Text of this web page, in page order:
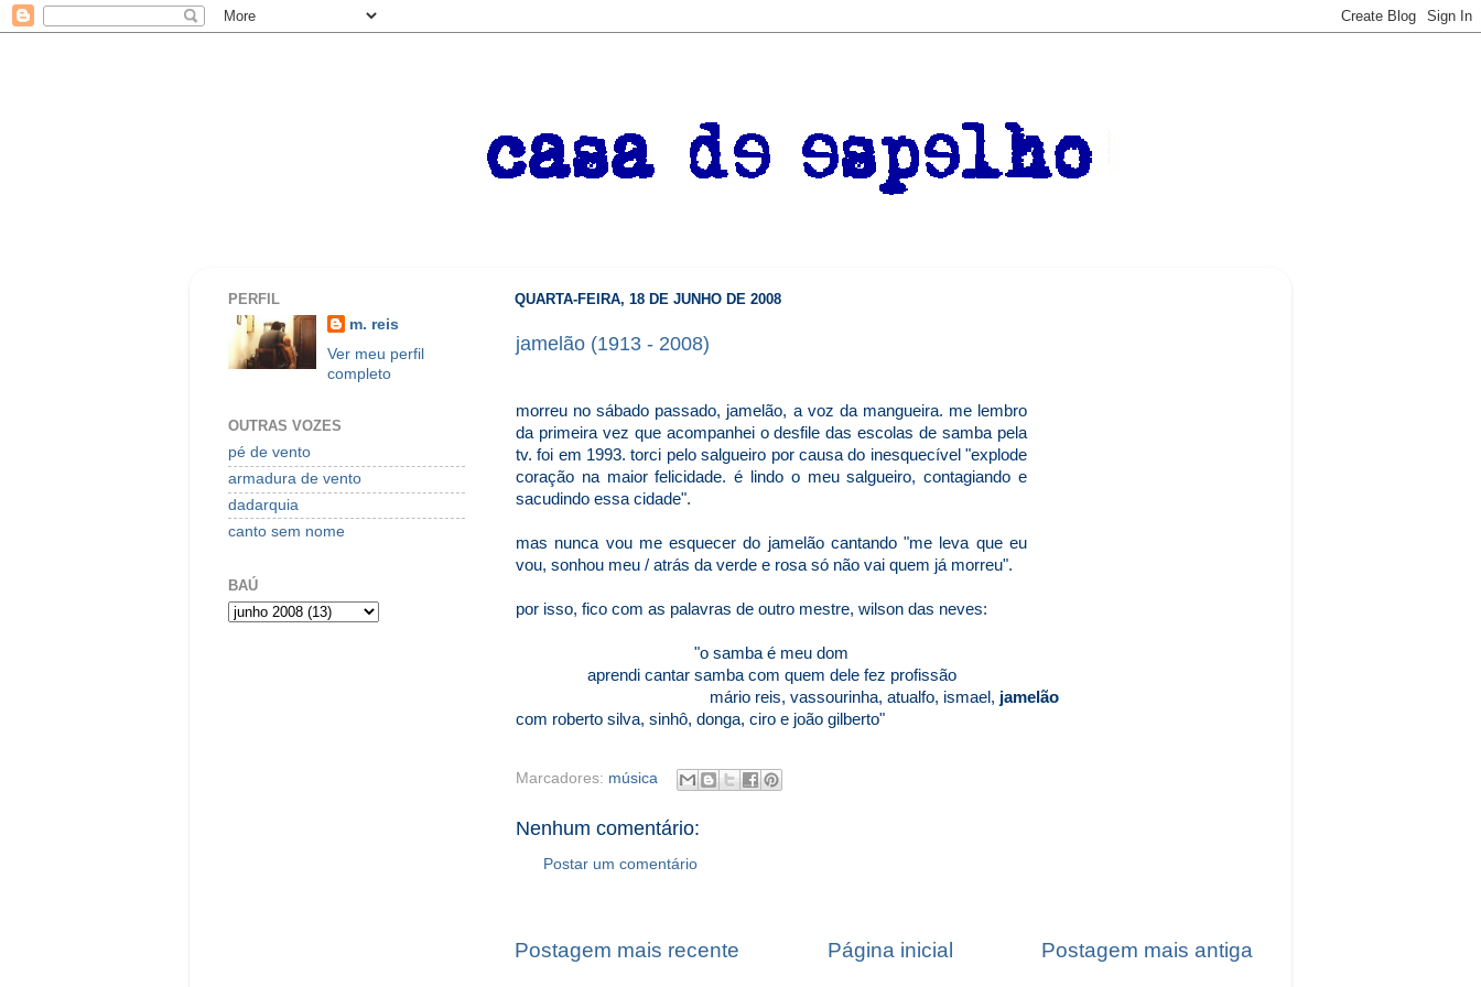
QUARTA-FEIRA, 18 DE JUNHO DE 2008
jamelão (1913 - 2008)
morreu no sábado passado, jamelão, a voz da mangueira. me lembro
da primeira vez que acompanhei o desfile das escolas de samba pela
tv. foi em 1993. torci pelo salgueiro por causa do inesquecível "explode
coração na maior felicidade. é lindo o meu salgueiro, contagiando e
sacudindo essa cidade".
mas nunca vou me esquecer do jamelão cantando "me leva que eu
vou, sonhou meu / atrás da verde e rosa só não vai quem já morreu".
por isso, fico com as palavras de outro mestre, wilson das neves:
"o samba é meu dom
aprendi cantar samba com quem dele fez profissão
mário reis, vassourinha, atualfo, ismael, jamelão
com roberto silva, sinhô, donga, ciro e joão gilberto"
Marcadores: música
Nenhum comentário:
Postar um comentário
Postagem mais recente Postagem mais antiga
Página inicial
PERFIL
m. reis
Ver meu perfil
completo
OUTRAS VOZES
pé de vento
armadura de vento
dadarquia
canto sem nome
BAÚ